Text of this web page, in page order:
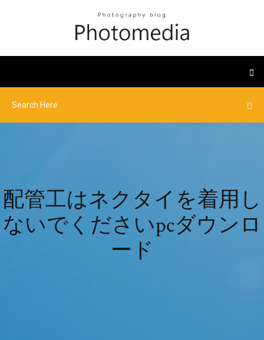
配管工はネクタイを着用し
ないでくださいpcダウンロ
ード